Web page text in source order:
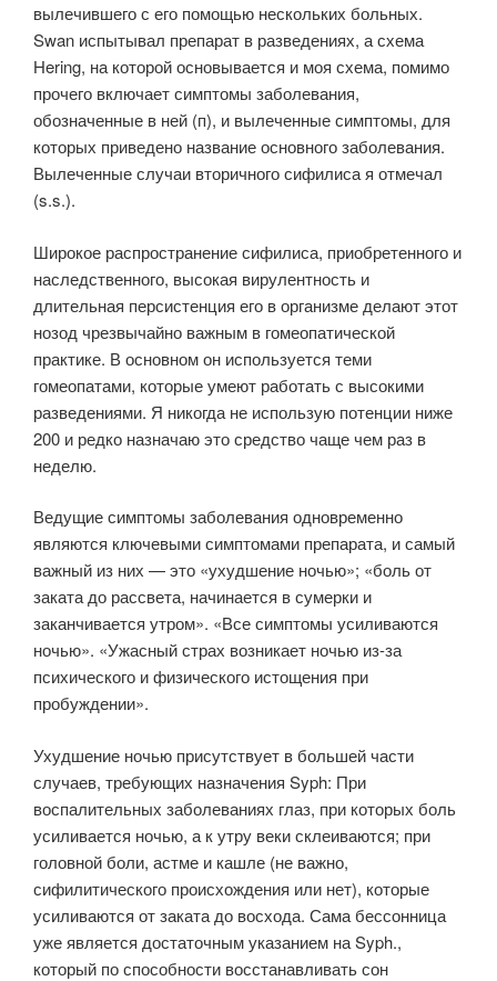
вылечившего с его помощью нескольких больных.
Swan испытывал препарат в разведениях, а схема
Hering, на которой основывается и моя схема, помимо
прочего включает симптомы заболевания,
обозначенные в ней (п), и вылеченные симптомы, для
которых приведено название основного заболевания.
Вылеченные случаи вторичного сифилиса я отмечал
(s.s.).
Широкое распространение сифилиса, приобретенного и
наследственного, высокая вирулентность и
длительная персистенция его в организме делают этот
нозод чрезвычайно важным в гомеопатической
практике. В основном он используется теми
гомеопатами, которые умеют работать с высокими
разведениями. Я никогда не использую потенции ниже
200 и редко назначаю это средство чаще чем раз в
неделю.
Ведущие симптомы заболевания одновременно
являются ключевыми симптомами препарата, и самый
важный из них — это «ухудшение ночью»; «боль от
заката до рассвета, начинается в сумерки и
заканчивается утром». «Все симптомы усиливаются
ночью». «Ужасный страх возникает ночью из-за
психического и физического истощения при
пробуждении».
Ухудшение ночью присутствует в большей части
случаев, требующих назначения Syph: При
воспалительных заболеваниях глаз, при которых боль
усиливается ночью, а к утру веки склеиваются; при
головной боли, астме и кашле (не важно,
сифилитического происхождения или нет), которые
усиливаются от заката до восхода. Сама бессонница
уже является достаточным указанием на Syph.,
который по способности восстанавливать сон